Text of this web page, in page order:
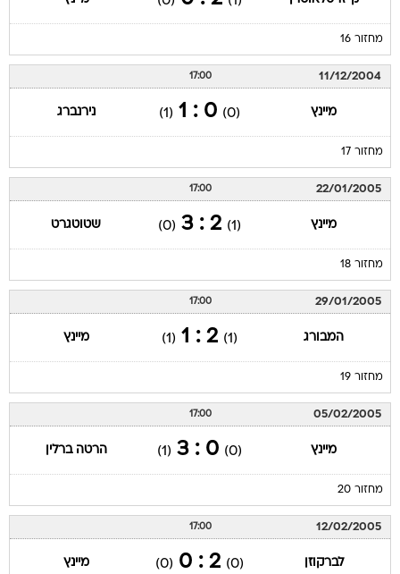
מחזור 16
11/12/2004
17:00
מיינץ (0)
0 : 1
(1) נירנברג
מחזור 17
22/01/2005
17:00
מיינץ (1)
2 : 3
(0) שטוטגרט
מחזור 18
29/01/2005
17:00
המבורג (1)
2 : 1
(1) מיינץ
מחזור 19
05/02/2005
17:00
מיינץ (0)
0 : 3
(1) הרטה ברלין
מחזור 20
12/02/2005
17:00
לברקוזן (0)
2 : 0
(0) מיינץ